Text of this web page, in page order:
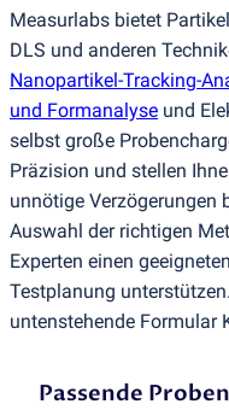
Measurlabs bietet
DLS und anderen
Nanopartikel-Tracking-
und Formanalyse und
selbst große
Präzision und stellen
unnötige Verzögerungen
Auswahl der richtigen
Experten einen
Testplanung
untenstehende Formular
Passende